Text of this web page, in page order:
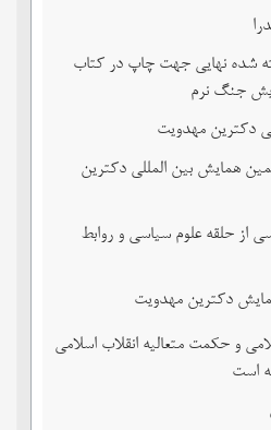
شده نهایی جهت چاپ در کتاب
جنگ نرم
دکترین مهدویت
همایش بین المللی دکترین
از حلقه علوم سیاسی و روابط
دکترین مهدویت
و حکمت متعالیه انقلاب اسلامی
است